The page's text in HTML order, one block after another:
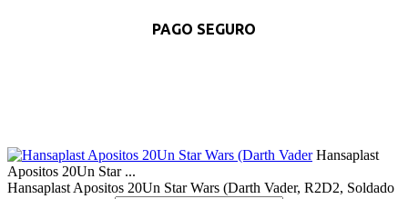
PAGO SEGURO
Hansaplast
Apositos 20Un Star ...
Hansaplast Apositos 20Un Star Wars (Darth Vader, R2D2, Soldado